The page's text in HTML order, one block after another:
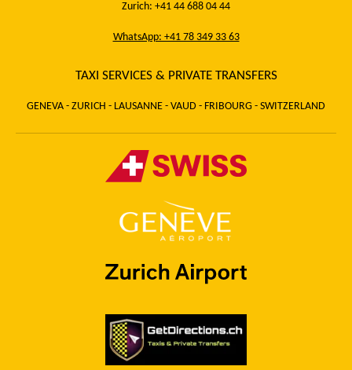
Zurich: +41 44 688 04 44
WhatsApp: +41 78 349 33 63
TAXI SERVICES & PRIVATE TRANSFERS
GENEVA - ZURICH - LAUSANNE - VAUD - FRIBOURG - SWITZERLAND